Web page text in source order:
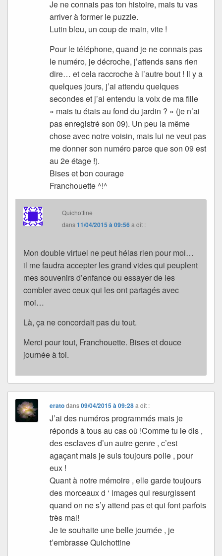
Je ne connais pas ton histoire, mais tu vas
arriver à former le puzzle.
Lutin bleu, un coup de main, vite !
Pour le téléphone, quand je ne connais pas
le numéro, je décroche, j’attends sans rien
dire… et cela raccroche à l’autre bout ! Il y a
quelques jours, j’ai attendu quelques
secondes et j’ai entendu la voix de ma fille
« mais tu étais au fond du jardin ? » (je n’ai
pas enregistré son 09). Un peu la même
chose avec notre voisin, mais lui ne veut pas
me donner son numéro parce que son 09 est
au 2e étage !).
Bises et bon courage
Franchouette ^!^
Quichottine
dans11/04/2015 à 09:56a dit :
Mon double virtuel ne peut hélas rien pour moi…
il me faudra accepter les grand vides qui peuplent
mes souvenirs d’enfance ou essayer de les
combler avec ceux qui les ont partagés avec
moi…
Là, ça ne concordait pas du tout.
Merci pour tout, Franchouette. Bises et douce
journée à toi.
eratodans09/04/2015 à 09:28 a dit :
J’ai des numéros programmés mais je
réponds à tous au cas où !Comme tu le dis ,
des esclaves d’un autre genre , c’est
agaçant mais je suis toujours polie , pour
eux !
Quant à notre mémoire , elle garde toujours
des morceaux d ‘ images qui resurgissent
quand on ne s’y attend pas et qui font parfois
très mal!
Je te souhaite une belle journée , je
t’embrasse Quichottine